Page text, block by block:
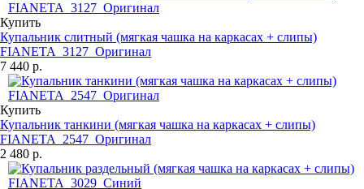
Купить
Купальник слитный (мягкая чашка на каркасах + слипы)
FIANETA_3127_Оригинал
7 440 р.
Купить
Купальник танкини (мягкая чашка на каркасах + слипы)
FIANETA_2547_Оригинал
2 480 р.